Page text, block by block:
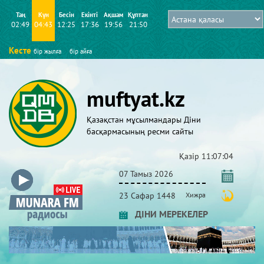
Таң
02:49
Күн
04:43
Бесін
12:25
Екінті
17:36
Ақшам
19:56
Құптан
21:50
Кесте бір жылға бір айға
muftyat.kz
Қазақстан мұсылмандары Діни
басқармасының ресми сайты
Қазір 11:07:04
07 Тамыз 2026
23 Сафар 1448 Хижра
ДІНИ МЕРЕКЕЛЕР